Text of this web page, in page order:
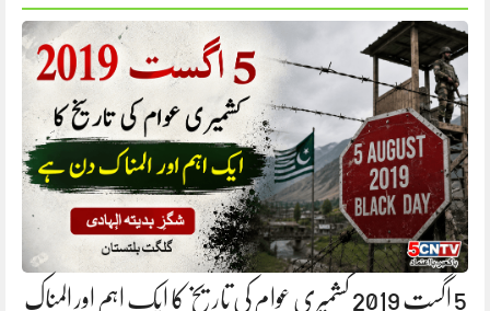
5 اگست 2019 کشمیری عوام کی تاریخ کا ایک اہم اور المناک